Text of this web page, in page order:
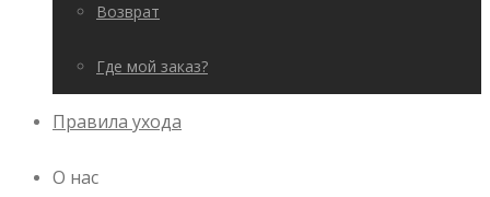
Возврат
Где мой заказ?
Правила ухода
О нас